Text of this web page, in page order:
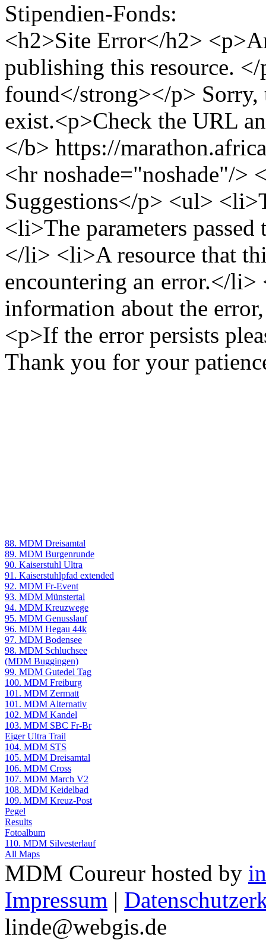
Stipendien-Fonds:
88. MDM Dreisamtal
89. MDM Burgenrunde
90. Kaiserstuhl Ultra
91. Kaiserstuhlpfad extended
92. MDM Fr-Event
93. MDM Münstertal
94. MDM Kreuzwege
95. MDM Genusslauf
96. MDM Hegau 44k
97. MDM Bodensee
98. MDM Schluchsee
(MDM Buggingen)
99. MDM Gutedel Tag
100. MDM Freiburg
101. MDM Zermatt
101. MDM Alternativ
102. MDM Kandel
103. MDM SBC Fr-Br
Eiger Ultra Trail
104. MDM STS
105. MDM Dreisamtal
106. MDM Cross
107. MDM March V2
108. MDM Keidelbad
109. MDM Kreuz-Post
Pegel
Results
Fotoalbum
110. MDM Silvesterlauf
All Maps
MDM Coureur hosted by
Impressum |
linde@webgis.de